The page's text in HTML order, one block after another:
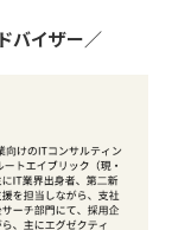
バイザー／